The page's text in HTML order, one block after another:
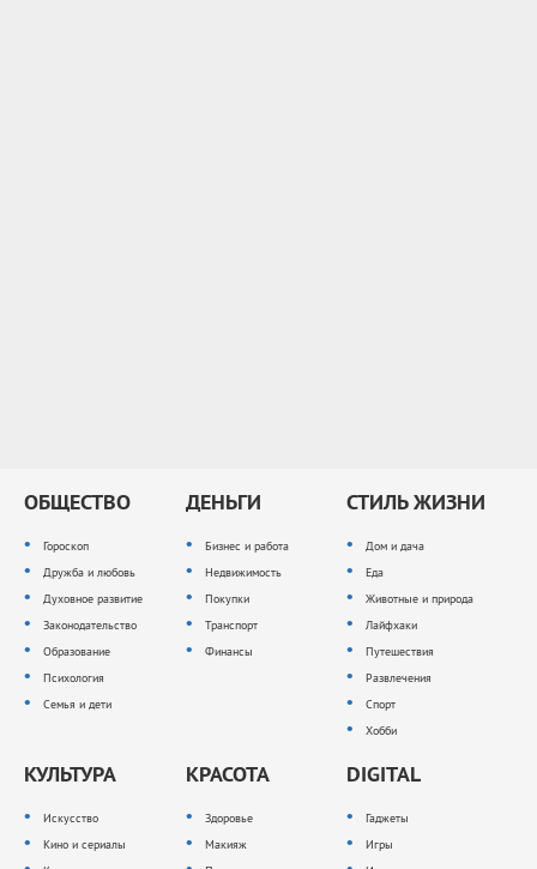
ОБЩЕСТВО
Гороскоп
Дружба и любовь
Духовное развитие
Законодательство
Образование
Психология
Семья и дети
ДЕНЬГИ
Бизнес и работа
Недвижимость
Покупки
Транспорт
Финансы
СТИЛЬ ЖИЗНИ
Дом и дача
Еда
Животные и природа
Лайфхаки
Путешествия
Развлечения
Спорт
Хобби
КУЛЬТУРА
Искусство
Кино и сериалы
КРАСОТА
Здоровье
Макияж
DIGITAL
Гаджеты
Игры